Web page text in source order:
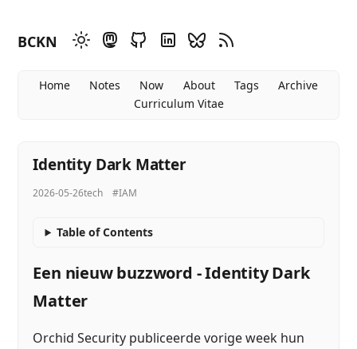
BCKN
Home Notes Now About Tags
Archive
Curriculum Vitae
Identity Dark Matter
2026-05-26tech #IAM
Table of Contents
Een nieuw buzzword - Identity Dark
Matter
Orchid Security publiceerde vorige week hun